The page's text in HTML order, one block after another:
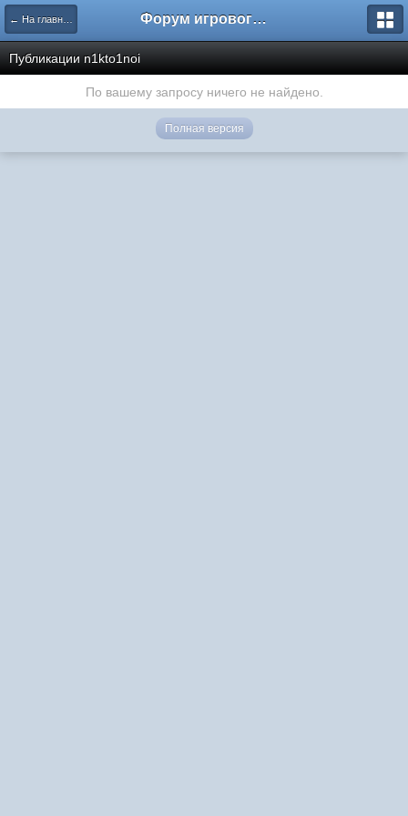
← На главную Форум игрового проекта Riverrise
Публикации n1kto1noi
По вашему запросу ничего не найдено.
Полная версия